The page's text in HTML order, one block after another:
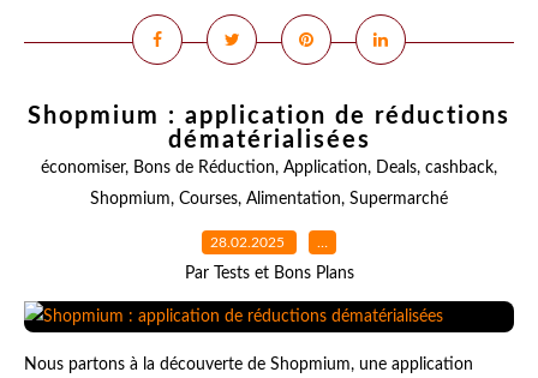
Shopmium : application de réductions
dématérialisées
économiser, Bons de Réduction, Application, Deals, cashback,
Shopmium, Courses, Alimentation, Supermarché
28.02.2025 …
Par Tests et Bons Plans
Nous partons à la découverte de Shopmium, une application